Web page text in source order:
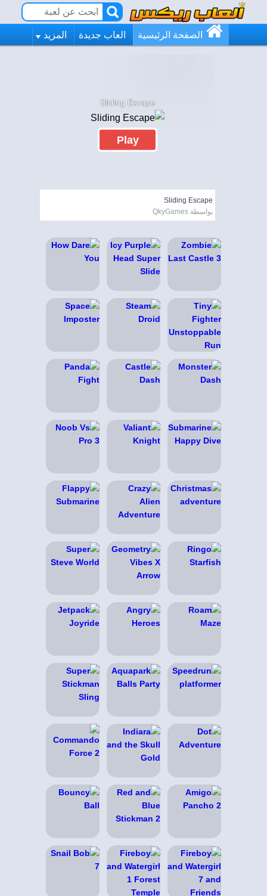
الصفحة الرئيسية العاب جديدة المزيد
Sliding Escape
Play
Sliding Escape
بواسطة QkyGames